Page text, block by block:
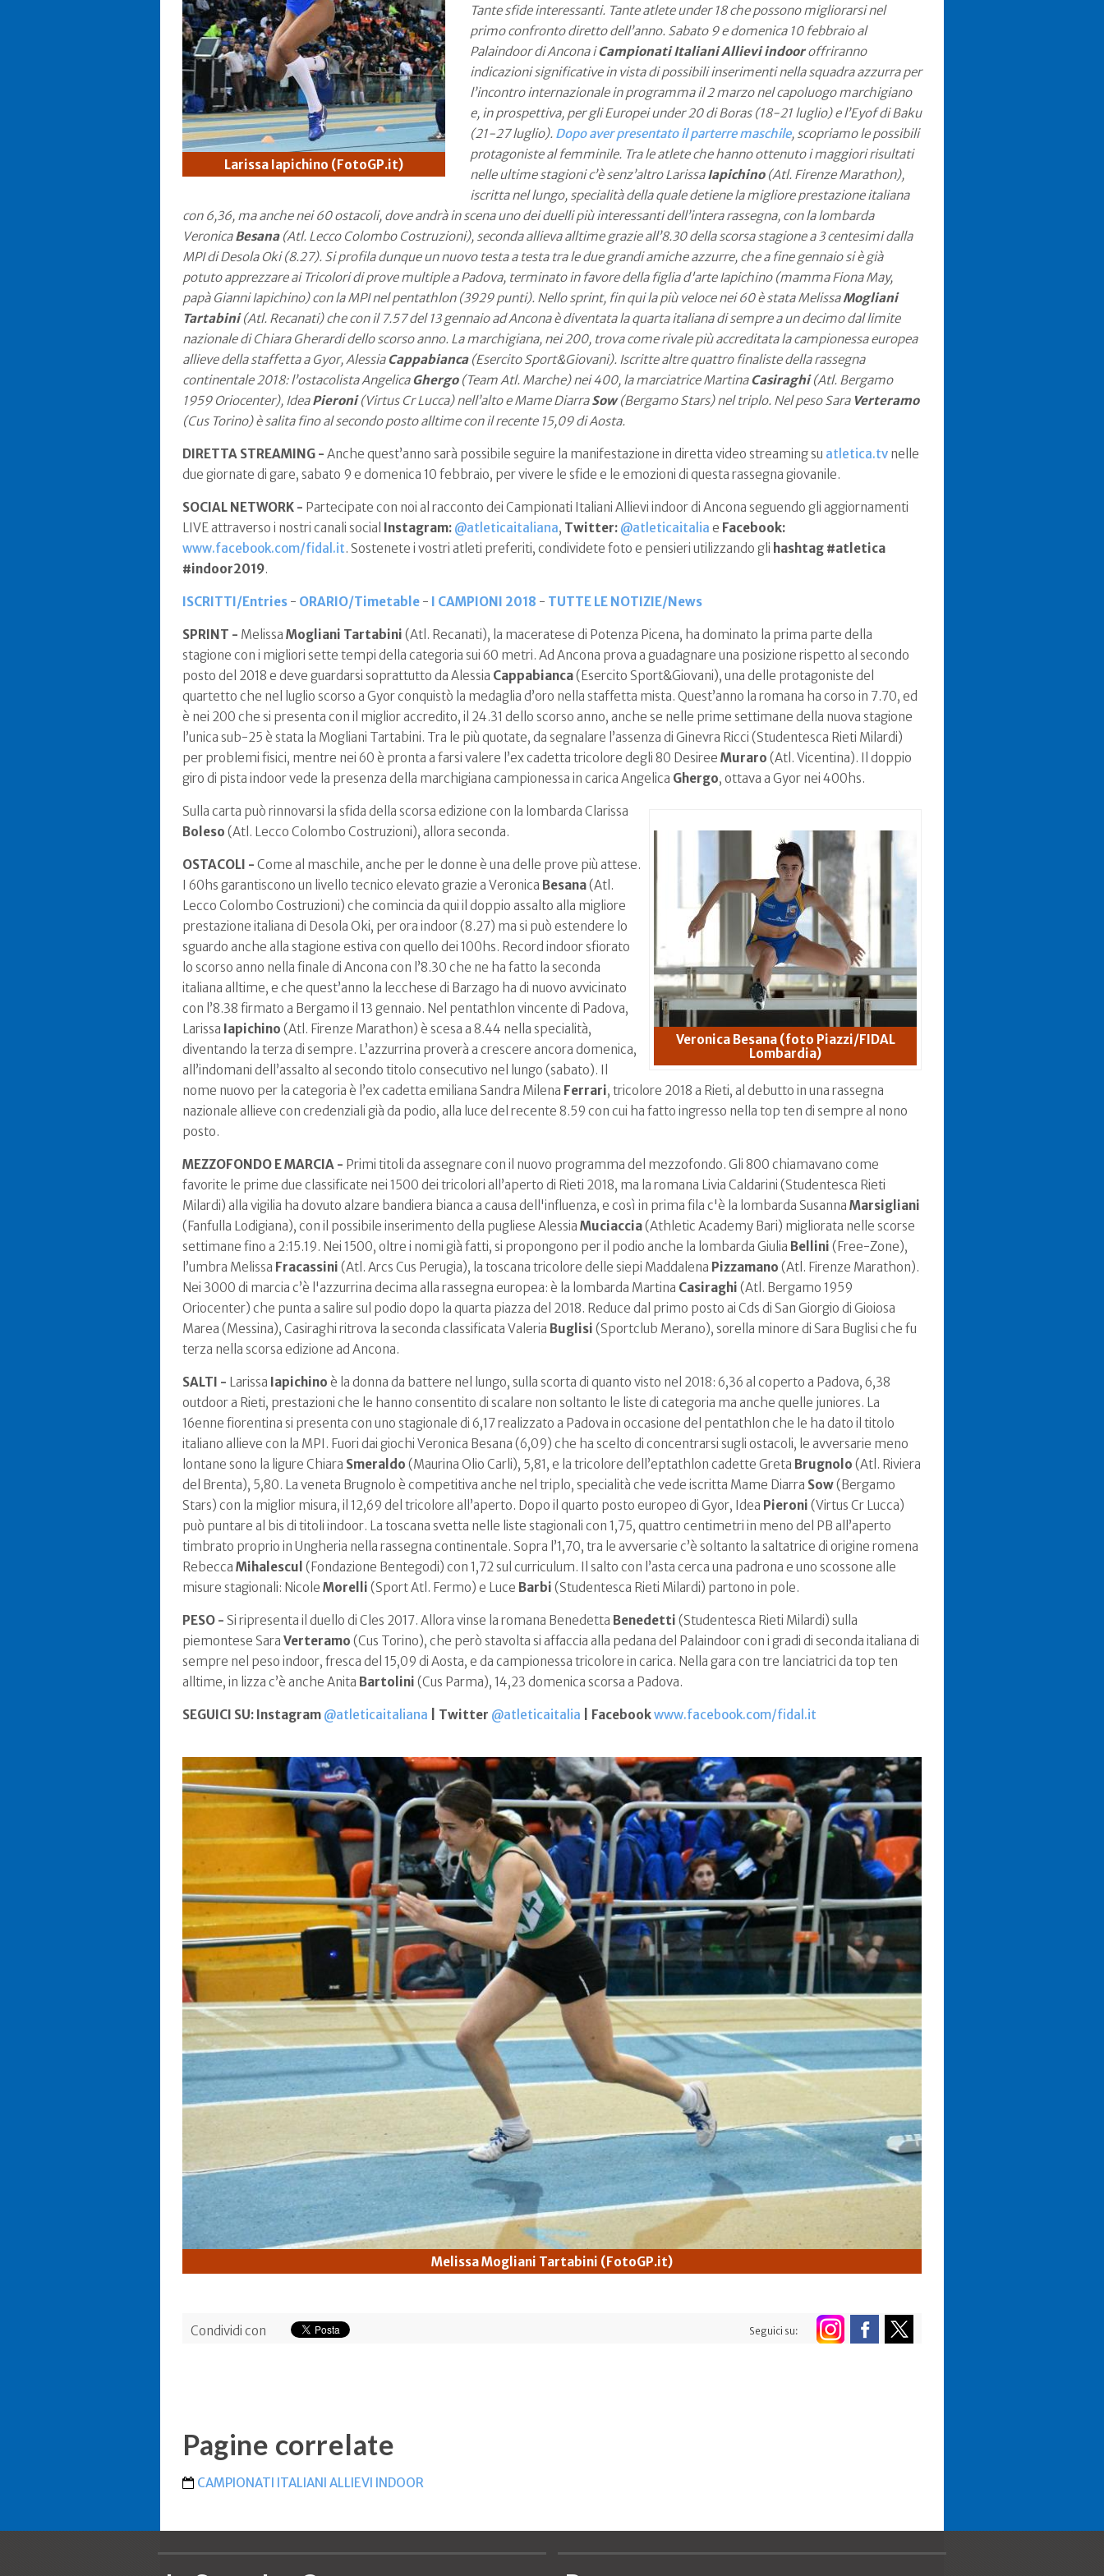
Larissa Iapichino (FotoGP.it)
Tante sfide interessanti. Tante atlete under 18 che possono migliorarsi nel
primo confronto diretto dell’anno. Sabato 9 e domenica 10 febbraio al
Palaindoor di Ancona iCampionati Italiani Allievi indooroffriranno
indicazioni significative in vista di possibili inserimenti nella squadra azzurra per
l’incontro internazionale in programma il 2 marzo nel capoluogo marchigiano
e, in prospettiva, per gli Europei under 20 di Boras (18-21 luglio) e l’Eyof di Baku
(21-27 luglio). Dopo aver presentato il parterre maschile, scopriamo le possibili
protagoniste al femminile. Tra le atlete che hanno ottenuto i maggiori risultati
nelle ultime stagioni c’è senz’altro LarissaIapichino(Atl. Firenze Marathon),
iscritta nel lungo, specialità della quale detiene la migliore prestazione italiana
con 6,36, ma anche nei 60 ostacoli, dove andrà in scena uno dei duelli più interessanti dell’intera rassegna, con la lombarda
VeronicaBesana(Atl. Lecco Colombo Costruzioni), seconda allieva alltime grazie all’8.30 della scorsa stagione a 3 centesimi dalla
MPI di Desola Oki (8.27). Si profila dunque un nuovo testa a testa tra le due grandi amiche azzurre, che a fine gennaio si è già
potuto apprezzare ai Tricolori di prove multiple a Padova, terminato in favore della figlia d'arte Iapichino (mamma Fiona May,
papà Gianni Iapichino) con la MPI nel pentathlon (3929 punti). Nello sprint, fin qui la più veloce nei 60 è stata MelissaMogliani
Tartabini(Atl. Recanati) che con il 7.57 del 13 gennaio ad Ancona è diventata la quarta italiana di sempre a un decimo dal limite
nazionale di Chiara Gherardi dello scorso anno. La marchigiana, nei 200, trova come rivale più accreditata la campionessa europea
allieve della staffetta a Gyor, AlessiaCappabianca(Esercito Sport&Giovani). Iscritte altre quattro finaliste della rassegna
continentale 2018: l’ostacolista AngelicaGhergo(Team Atl. Marche) nei 400, la marciatrice MartinaCasiraghi(Atl. Bergamo
1959 Oriocenter), IdeaPieroni(Virtus Cr Lucca) nell’alto e Mame DiarraSow(Bergamo Stars) nel triplo. Nel peso Sara Verteramo
(Cus Torino) è salita fino al secondo posto alltime con il recente 15,09 di Aosta.
DIRETTA STREAMING - Anche quest’anno sarà possibile seguire la manifestazione in diretta video streaming su atletica.tv nelle
due giornate di gare, sabato 9 e domenica 10 febbraio, per vivere le sfide e le emozioni di questa rassegna giovanile.
SOCIAL NETWORK - Partecipate con noi al racconto dei Campionati Italiani Allievi indoor di Ancona seguendo gli aggiornamenti
LIVE attraverso i nostri canali social Instagram: @atleticaitaliana, Twitter: @atleticaitalia e Facebook:
www.facebook.com/fidal.it. Sostenete i vostri atleti preferiti, condividete foto e pensieri utilizzando gli hashtag #atletica
#indoor2019.
ISCRITTI/Entries - ORARIO/Timetable - I CAMPIONI 2018 - TUTTE LE NOTIZIE/News
SPRINT - Melissa Mogliani Tartabini (Atl. Recanati), la maceratese di Potenza Picena, ha dominato la prima parte della
stagione con i migliori sette tempi della categoria sui 60 metri. Ad Ancona prova a guadagnare una posizione rispetto al secondo
posto del 2018 e deve guardarsi soprattutto da Alessia Cappabianca(Esercito Sport&Giovani), una delle protagoniste del
quartetto che nel luglio scorso a Gyor conquistò la medaglia d’oro nella staffetta mista. Quest’anno la romana ha corso in 7.70, ed
è nei 200 che si presenta con il miglior accredito, il 24.31 dello scorso anno, anche se nelle prime settimane della nuova stagione
l’unica sub-25 è stata la Mogliani Tartabini. Tra le più quotate, da segnalare l’assenza di Ginevra Ricci (Studentesca Rieti Milardi)
per problemi fisici, mentre nei 60 è pronta a farsi valere l’ex cadetta tricolore degli 80 Desiree Muraro (Atl. Vicentina). Il doppio
giro di pista indoor vede la presenza della marchigiana campionessa in carica Angelica Ghergo, ottava a Gyor nei 400hs.
Veronica Besana (foto Piazzi/FIDAL
Lombardia)
Sulla carta può rinnovarsi la sfida della scorsa edizione con la lombarda Clarissa
Boleso (Atl. Lecco Colombo Costruzioni), allora seconda.
OSTACOLI - Come al maschile, anche per le donne è una delle prove più attese.
I 60hs garantiscono un livello tecnico elevato grazie a Veronica Besana(Atl.
Lecco Colombo Costruzioni) che comincia da qui il doppio assalto alla migliore
prestazione italiana di Desola Oki, per ora indoor (8.27) ma si può estendere lo
sguardo anche alla stagione estiva con quello dei 100hs. Record indoor sfiorato
lo scorso anno nella finale di Ancona con l’8.30 che ne ha fatto la seconda
italiana alltime, e che quest’anno la lecchese di Barzago ha di nuovo avvicinato
con l’8.38 firmato a Bergamo il 13 gennaio. Nel pentathlon vincente di Padova,
Larissa Iapichino (Atl. Firenze Marathon) è scesa a 8.44 nella specialità,
diventando la terza di sempre. L’azzurrina proverà a crescere ancora domenica,
all’indomani dell’assalto al secondo titolo consecutivo nel lungo (sabato). Il
nome nuovo per la categoria è l’ex cadetta emiliana Sandra Milena Ferrari, tricolore 2018 a Rieti, al debutto in una rassegna
nazionale allieve con credenziali già da podio, alla luce del recente 8.59 con cui ha fatto ingresso nella top ten di sempre al nono
posto.
MEZZOFONDO E MARCIA - Primi titoli da assegnare con il nuovo programma del mezzofondo. Gli 800 chiamavano come
favorite le prime due classificate nei 1500 dei tricolori all’aperto di Rieti 2018, ma la romana Livia Caldarini (Studentesca Rieti
Milardi) alla vigilia ha dovuto alzare bandiera bianca a causa dell'influenza, e così in prima fila c'è la lombarda Susanna Marsigliani
(Fanfulla Lodigiana), con il possibile inserimento della pugliese Alessia Muciaccia(Athletic Academy Bari) migliorata nelle scorse
settimane fino a 2:15.19. Nei 1500, oltre i nomi già fatti, si propongono per il podio anche la lombarda Giulia Bellini (Free-Zone),
l’umbra Melissa Fracassini (Atl. Arcs Cus Perugia), la toscana tricolore delle siepi Maddalena Pizzamano (Atl. Firenze Marathon).
Nei 3000 di marcia c’è l'azzurrina decima alla rassegna europea: è la lombarda Martina Casiraghi (Atl. Bergamo 1959
Oriocenter) che punta a salire sul podio dopo la quarta piazza del 2018. Reduce dal primo posto ai Cds di San Giorgio di Gioiosa
Marea (Messina), Casiraghi ritrova la seconda classificata Valeria Buglisi (Sportclub Merano), sorella minore di Sara Buglisi che fu
terza nella scorsa edizione ad Ancona.
SALTI - Larissa Iapichino è la donna da battere nel lungo, sulla scorta di quanto visto nel 2018: 6,36 al coperto a Padova, 6,38
outdoor a Rieti, prestazioni che le hanno consentito di scalare non soltanto le liste di categoria ma anche quelle juniores. La
16enne fiorentina si presenta con uno stagionale di 6,17 realizzato a Padova in occasione del pentathlon che le ha dato il titolo
italiano allieve con la MPI. Fuori dai giochi Veronica Besana (6,09) che ha scelto di concentrarsi sugli ostacoli, le avversarie meno
lontane sono la ligure Chiara Smeraldo (Maurina Olio Carli), 5,81, e la tricolore dell’eptathlon cadette Greta Brugnolo (Atl. Riviera
del Brenta), 5,80. La veneta Brugnolo è competitiva anche nel triplo, specialità che vede iscritta Mame Diarra Sow(Bergamo
Stars) con la miglior misura, il 12,69 del tricolore all’aperto. Dopo il quarto posto europeo di Gyor, Idea Pieroni (Virtus Cr Lucca)
può puntare al bis di titoli indoor. La toscana svetta nelle liste stagionali con 1,75, quattro centimetri in meno del PB all’aperto
timbrato proprio in Ungheria nella rassegna continentale. Sopra l’1,70, tra le avversarie c’è soltanto la saltatrice di origine romena
Rebecca Mihalescul (Fondazione Bentegodi) con 1,72 sul curriculum. Il salto con l’asta cerca una padrona e uno scossone alle
misure stagionali: Nicole Morelli (Sport Atl. Fermo) e Luce Barbi (Studentesca Rieti Milardi) partono in pole.
PESO - Si ripresenta il duello di Cles 2017. Allora vinse la romana Benedetta Benedetti (Studentesca Rieti Milardi) sulla
piemontese Sara Verteramo (Cus Torino), che però stavolta si affaccia alla pedana del Palaindoor con i gradi di seconda italiana di
sempre nel peso indoor, fresca del 15,09 di Aosta, e da campionessa tricolore in carica. Nella gara con tre lanciatrici da top ten
alltime, in lizza c’è anche Anita Bartolini (Cus Parma), 14,23 domenica scorsa a Padova.
SEGUICI SU: Instagram @atleticaitaliana | Twitter @atleticaitalia | Facebookwww.facebook.com/fidal.it
Melissa Mogliani Tartabini (FotoGP.it)
Condividi con Seguici su:
Pagine correlate
CAMPIONATI ITALIANI ALLIEVI INDOOR